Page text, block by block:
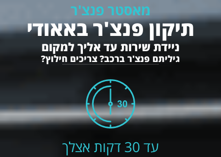
מאסטר פנצ'ר
תיקון פנצ'ר באאודי
ניידת שירות עד אליך למקום
גיליתם פנצ'ר ברכב? צריכים חילוץ?
עד 30 דקות אצלך